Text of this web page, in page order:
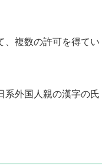
、複数の許可を得てい
系外国人親の漢字の氏